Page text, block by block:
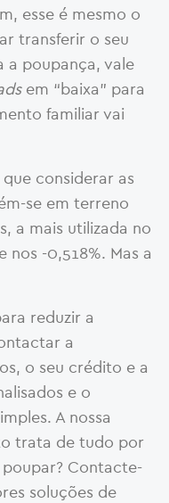
esse é mesmo o
transferir o seu
a poupança, vale
em “baixa” para
familiar vai
considerar as
se em terreno
a mais utilizada no
-0,518%. Mas a
reduzir a
a
o seu crédito e a
e o
A nossa
trata de tudo por
Contacte-
soluções de